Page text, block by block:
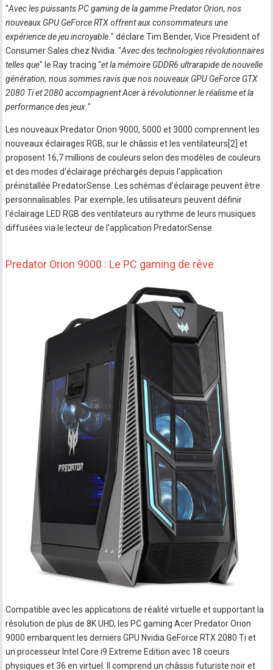
"Avec les puissants PC gaming de la gamme Predator Orion, nos
nouveaux GPU GeForce RTX offrent aux consommateurs une
expérience de jeu incroyable." déclare Tim Bender, Vice President of
Consumer Sales chez Nvidia. "Avec des technologies révolutionnaires
telles que" le Ray tracing "et la mémoire GDDR6 ultrarapide de nouvelle
génération, nous sommes ravis que nos nouveaux GPU GeForce GTX
2080 Ti et 2080 accompagnent Acer à révolutionner le réalisme et la
performance des jeux."
Les nouveaux Predator Orion 9000, 5000 et 3000 comprennent les
nouveaux éclairages RGB, sur le châssis et les ventilateurs[2] et
proposent 16,7 millions de couleurs selon des modèles de couleurs
et des modes d'éclairage préchargés depuis l'application
préinstallée PredatorSense. Les schémas d'éclairage peuvent être
personnalisables. Par exemple, les utilisateurs peuvent définir
l'éclairage LED RGB des ventilateurs au rythme de leurs musiques
diffusées via le lecteur de l'application PredatorSense.
Predator Orion 9000 : Le PC gaming de rêve
Compatible avec les applications de réalité virtuelle et supportant la
résolution de plus de 8K UHD, les PC gaming Acer Predator Orion
9000 embarquent les derniers GPU Nvidia GeForce RTX 2080 Ti et
un processeur Intel Core i9 Extreme Edition avec 18 coeurs
physiques et 36 en virtuel. Il comprend un châssis futuriste noir et